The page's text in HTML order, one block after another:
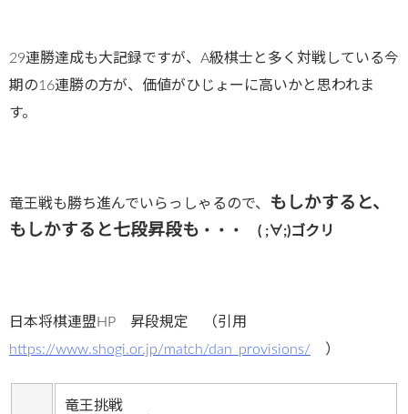
29連勝達成も大記録ですが、A級棋士と多く対戦している今
期の16連勝の方が、価値がひじょーに高いかと思われま
す。
竜王戦も勝ち進んでいらっしゃるので、
もしかすると、
もしかすると七段昇段も ・・・ ( ;∀;)ゴクリ
日本将棋連盟HP 昇段規定 （引用
https://www.shogi.or.jp/match/dan_provisions/ ）
竜王挑戦